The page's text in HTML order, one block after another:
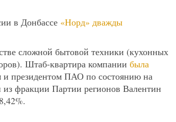
в Донбассе «Норд» дважды
сложной бытовой техники (кухонных
Штаб-квартира компании была
президентом ПАО по состоянию на
из фракции Партии регионов Валентин